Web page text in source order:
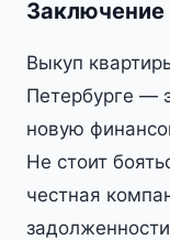
Заключение
Выкуп
Петербурге —
новую
Не стоит
честная